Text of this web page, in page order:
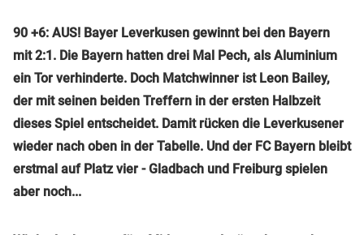
90 +6: AUS! Bayer Leverkusen gewinnt bei den Bayern
mit 2:1. Die Bayern hatten drei Mal Pech, als Aluminium
ein Tor verhinderte. Doch Matchwinner ist Leon Bailey,
der mit seinen beiden Treffern in der ersten Halbzeit
dieses Spiel entscheidet. Damit rücken die Leverkusener
wieder nach oben in der Tabelle. Und der FC Bayern bleibt
erstmal auf Platz vier - Gladbach und Freiburg spielen
aber noch...